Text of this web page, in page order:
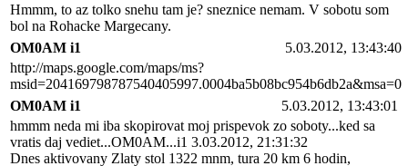
Hmmm, to az tolko snehu tam je? sneznice nemam. V sobotu som
bol na Rohacke Margecany.
OM0AM i1
5.03.2012, 13:43:40
http://maps.google.com/maps/ms?
msid=204169798787540405997.0004ba5b08bc954b6db2a&msa=0
OM0AM i1
5.03.2012, 13:43:01
hmmm neda mi iba skopirovat moj prispevok zo soboty...ked sa
vratis daj vediet...OM0AM...i1 3.03.2012, 21:31:32
Dnes aktivovany Zlaty stol 1322 mnm, tura 20 km 6 hodin,